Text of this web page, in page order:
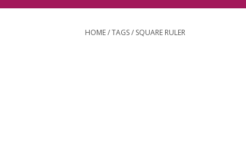
HOME/TAGS/ SQUARE RULER